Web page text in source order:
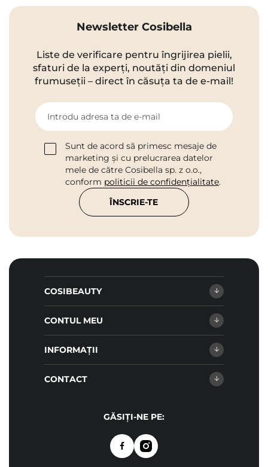
Newsletter Cosibella
Liste de verificare pentru îngrijirea pielii,
sfaturi de la experți, noutăți din domeniul
frumuseții – direct în căsuța ta de e-mail!
Introdu adresa ta de e-mail
Sunt de acord să primesc mesaje de
marketing și cu prelucrarea datelor
mele de către Cosibella sp. z o.o.,
conform politicii de confidențialitate.
ÎNSCRIE-TE
COSIBEAUTY
CONTUL MEU
INFORMAȚII
CONTACT
GĂSIȚI-NE PE: